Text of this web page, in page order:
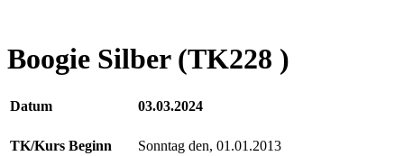
Boogie Silber (TK228 )
Datum 03.03.2024
TK/Kurs Beginn
Sonntag den, 01.01.2013